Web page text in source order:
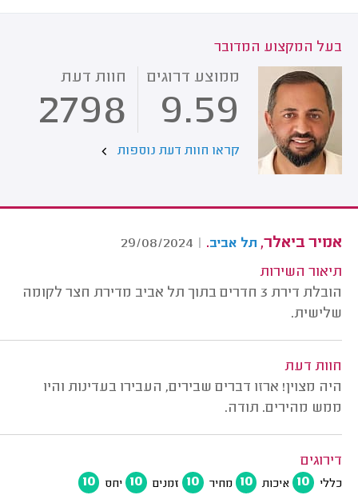
בעל המקצוע המדובר
ממוצע דרוגים
9.59
חוות דעת
2798
קראו חוות דעת נוספות
אמיר ביאלר, תל אביב.
|
29/08/2024
תיאור השירות
הובלת דירת 3 חדרים בתוך תל אביב מדירת חצר לקומה
שלישית.
חוות דעת
היה מצוין! ארזו דברים שבירים, העבירו בעדינות והיו
ממש מהירים. תודה.
דירוגים
כללי 10 איכות 10 מחיר 10 זמנים 10 יחס 10